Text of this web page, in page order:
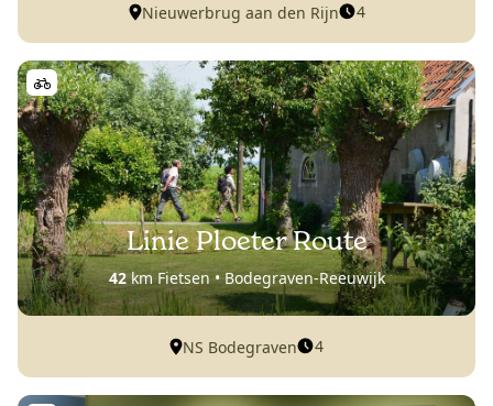
Nieuwerbrug aan den Rijn 4
Linie Ploeter Route
42km Fietsen • Bodegraven-Reeuwijk
NS Bodegraven 4